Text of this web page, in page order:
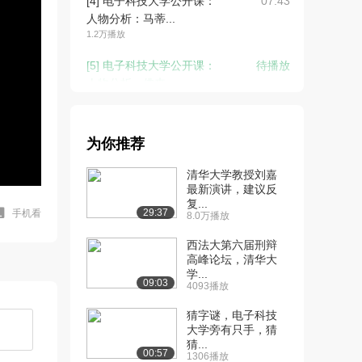
手机看
人物分析：马蒂...
1.2万播放
[5] 电子科技大学公开课：
待播放
情节分析：铺垫...
[7] 电子科技大学公开课：
情节分析：结尾...
07:15
[8] 电子科技大学公开课：
《竹林中》：求...
08:58
[9] 电子科技大学公开课：
8140播放
09:15
为你推荐
29:37
清华大学教授刘嘉
最新演讲，建议反
复...
8.0万播放
09:03
西法大第六届刑辩
高峰论坛，清华大
学...
4093播放
00:57
猜字谜，电子科技
大学旁有只手，猜
猜...
1306播放